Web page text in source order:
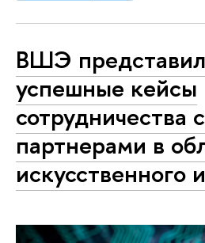
ВШЭ
успешные кейсы
сотрудничества
партнерами в
искусственного